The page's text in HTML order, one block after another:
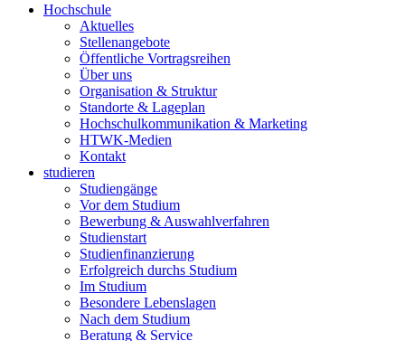
Hochschule
Aktuelles
Stellenangebote
Öffentliche Vortragsreihen
Über uns
Organisation & Struktur
Standorte & Lageplan
Hochschulkommunikation & Marketing
HTWK-Medien
Kontakt
studieren
Studiengänge
Vor dem Studium
Bewerbung & Auswahlverfahren
Studienstart
Studienfinanzierung
Erfolgreich durchs Studium
Im Studium
Besondere Lebenslagen
Nach dem Studium
Beratung & Service